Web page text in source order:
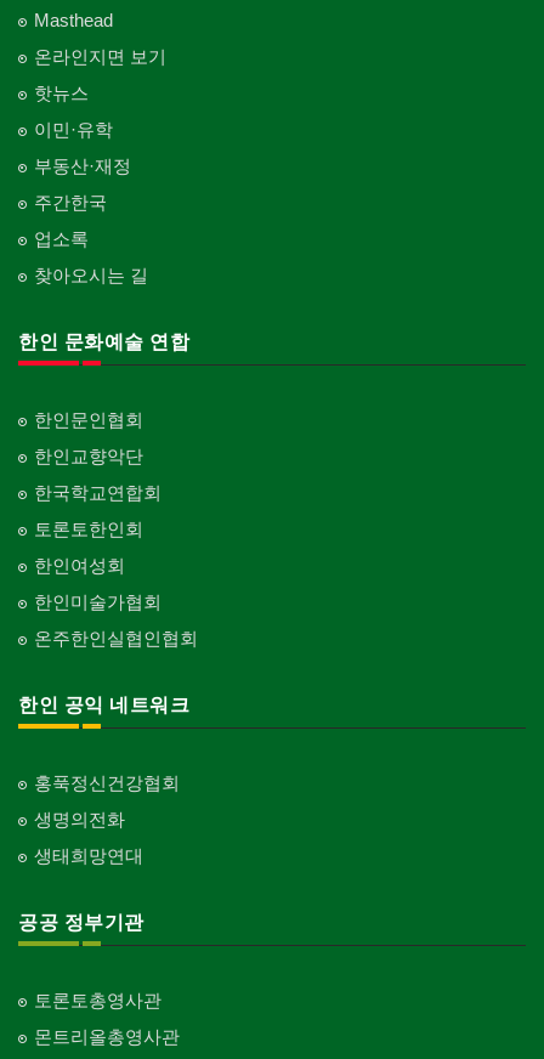
Masthead
온라인지면 보기
핫뉴스
이민·유학
부동산·재정
주간한국
업소록
찾아오시는 길
한인 문화예술 연합
한인문인협회
한인교향악단
한국학교연합회
토론토한인회
한인여성회
한인미술가협회
온주한인실협인협회
한인 공익 네트워크
홍푹정신건강협회
생명의전화
생태희망연대
공공 정부기관
토론토총영사관
몬트리올총영사관